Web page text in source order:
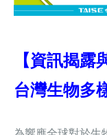
【資訊揭露
台灣生物多